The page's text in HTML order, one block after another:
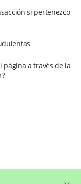
si pertenezco
página a través de la